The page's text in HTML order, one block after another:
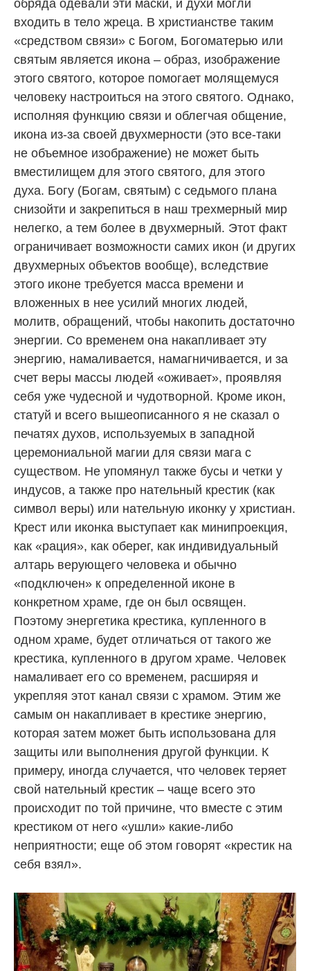
обряда одевали эти маски, и духи могли
входить в тело жреца. В христианстве таким
«средством связи» с Богом, Богоматерью или
святым является икона – образ, изображение
этого святого, которое помогает молящемуся
человеку настроиться на этого святого. Однако,
исполняя функцию связи и облегчая общение,
икона из-за своей двухмерности (это все-таки
не объемное изображение) не может быть
вместилищем для этого святого, для этого
духа. Богу (Богам, святым) с седьмого плана
снизойти и закрепиться в наш трехмерный мир
нелегко, а тем более в двухмерный. Этот факт
ограничивает возможности самих икон (и других
двухмерных объектов вообще), вследствие
этого иконе требуется масса времени и
вложенных в нее усилий многих людей,
молитв, обращений, чтобы накопить достаточно
энергии. Со временем она накапливает эту
энергию, намаливается, намагничивается, и за
счет веры массы людей «оживает», проявляя
себя уже чудесной и чудотворной. Кроме икон,
статуй и всего вышеописанного я не сказал о
печатях духов, используемых в западной
церемониальной магии для связи мага с
существом. Не упомянул также бусы и четки у
индусов, а также про нательный крестик (как
символ веры) или нательную иконку у христиан.
Крест или иконка выступает как минипроекция,
как «рация», как оберег, как индивидуальный
алтарь верующего человека и обычно
«подключен» к определенной иконе в
конкретном храме, где он был освящен.
Поэтому энергетика крестика, купленного в
одном храме, будет отличаться от такого же
крестика, купленного в другом храме. Человек
намаливает его со временем, расширяя и
укрепляя этот канал связи с храмом. Этим же
самым он накапливает в крестике энергию,
которая затем может быть использована для
защиты или выполнения другой функции. К
примеру, иногда случается, что человек теряет
свой нательный крестик – чаще всего это
происходит по той причине, что вместе с этим
крестиком от него «ушли» какие-либо
неприятности; еще об этом говорят «крестик на
себя взял».